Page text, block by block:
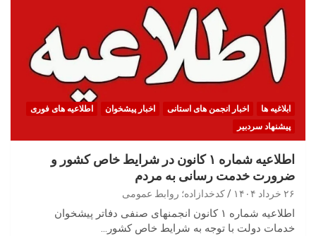
ابلاغیه ها اخبار انجمن های استانی اخبار پیشخوان
اطلاعیه های فوری
پیشنهاد سردبیر
اطلاعیه شماره ۱ کانون در شرایط خاص کشور و
ضرورت خدمت رسانی به مردم
۲۶ خرداد ۱۴۰۴ کدخدازاده؛ روابط عمومی
اطلاعیه شماره ۱ کانون انجمنهای صنفی دفاتر پیشخوان
خدمات دولت با توجه به شرایط خاص کشور…